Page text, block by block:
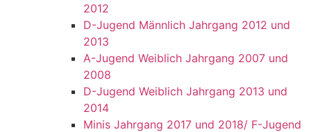
2012
D-Jugend Männlich Jahrgang 2012 und
2013
A-Jugend Weiblich Jahrgang 2007 und
2008
D-Jugend Weiblich Jahrgang 2013 und
2014
Minis Jahrgang 2017 und 2018/ F-Jugend